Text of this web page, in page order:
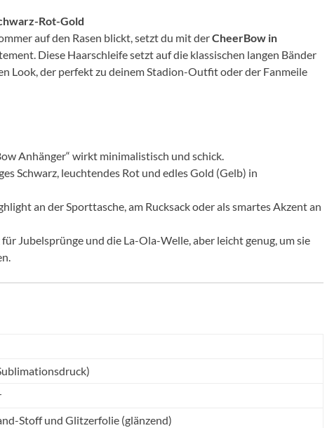
Rot-Gold
auf den Rasen blickt, setzt du mit derCheerBow in
Diese Haarschleife setzt auf die klassischen langen Bänder
Look, der perfekt zu deinem Stadion-Outfit oder der Fanmeile
Anhänger“ wirkt minimalistisch und schick.
Schwarz, leuchtendes Rot und edles Gold (Gelb) in
an der Sporttasche, am Rucksack oder als smartes Akzent an
Jubelsprünge und die La-Ola-Welle, aber leicht genug, um sie
Stoff und Glitzerfolie (glänzend)